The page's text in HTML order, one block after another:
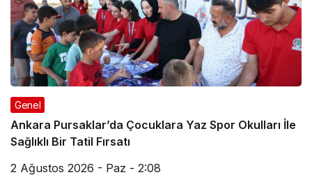
Genel
Ankara Pursaklar’da Çocuklara Yaz Spor Okulları İle
Sağlıklı Bir Tatil Fırsatı
2 Ağustos 2026 - Paz - 2:08